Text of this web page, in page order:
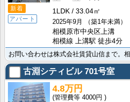
新着
アパート
1LDK
33.04㎡
2025年9月
（築1年未満）
相模原市中央区上溝
相模線 上溝駅 徒歩4分
古淵シティビル701号室
4.8万円
4000円